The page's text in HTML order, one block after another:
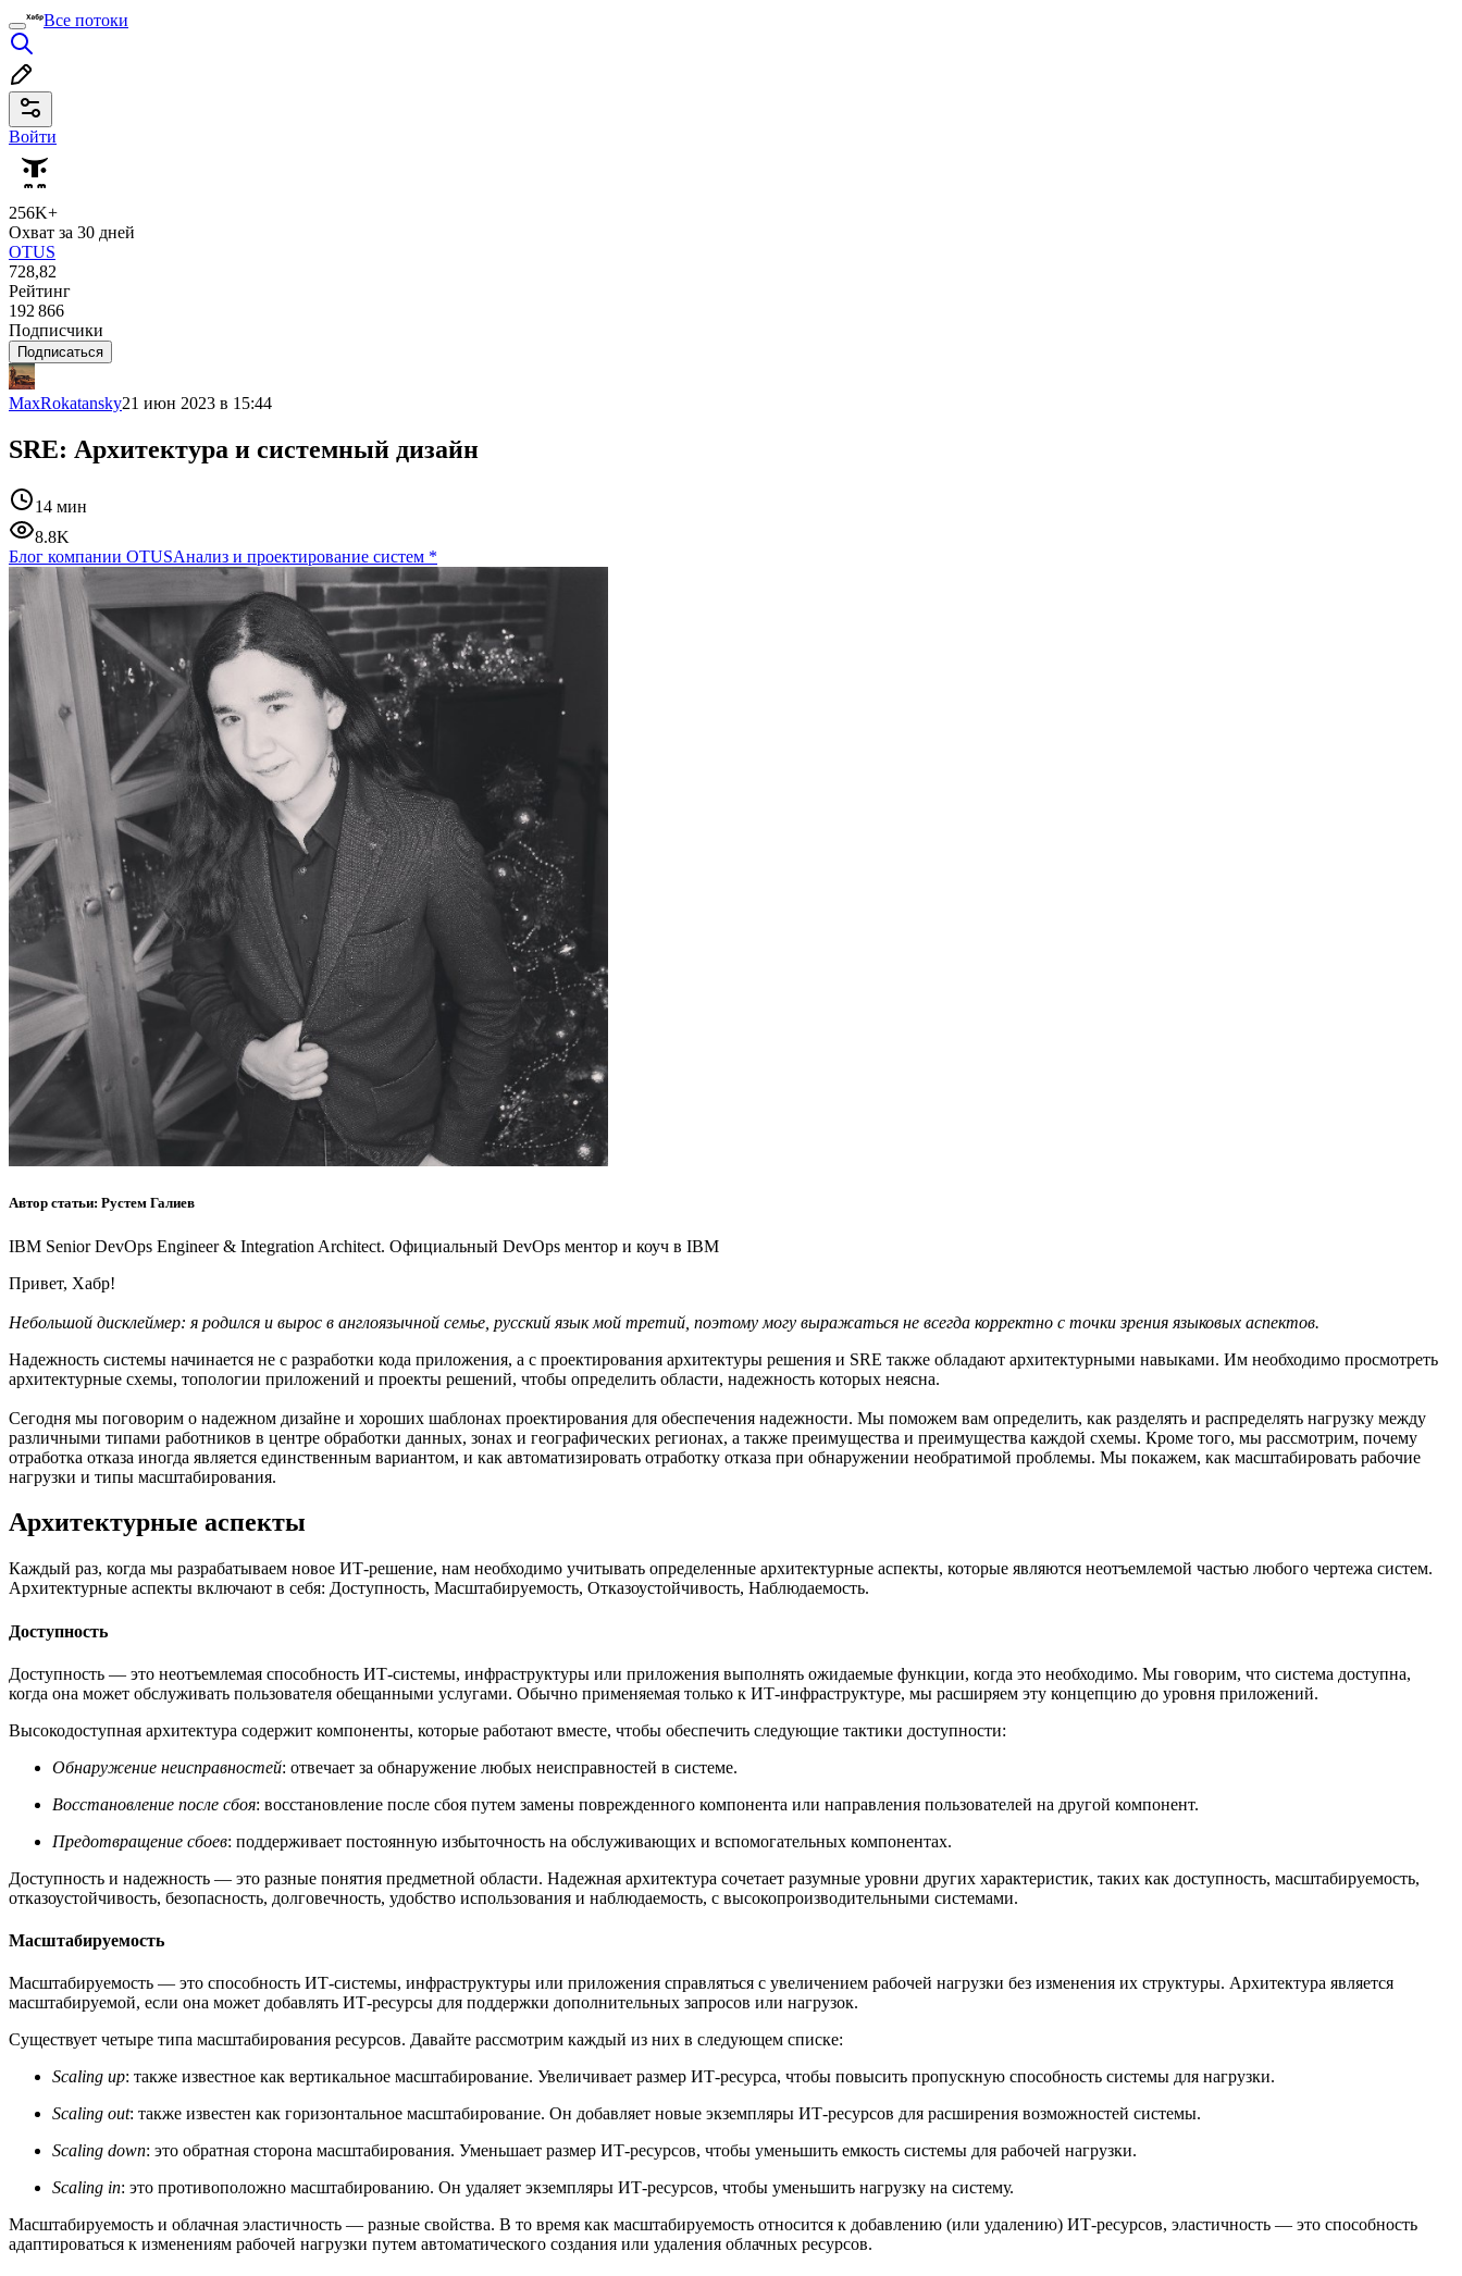
Все потоки
Войти
256K+
Охват за 30 дней
OTUS
728,82
Рейтинг
192 866
Подписчики
Подписаться
MaxRokatansky21 июн 2023 в 15:44
SRE: Архитектура и системный дизайн
14 мин
8.8K
Блог компании OTUSАнализ и проектирование систем *
Автор статьи: Рустем Галиев
IBM Senior DevOps Engineer & Integration Architect. Официальный DevOps ментор и коуч в IBM
Привет, Хабр!
Небольшой дисклеймер: я родился и вырос в англоязычной семье, русский язык мой третий, поэтому могу выражаться не всегда корректно с точки зрения языковых аспектов.
Надежность системы начинается не с разработки кода приложения, а с проектирования архитектуры решения и SRE также обладают архитектурными навыками. Им необходимо просмотреть
архитектурные схемы, топологии приложений и проекты решений, чтобы определить области, надежность которых неясна.
Сегодня мы поговорим о надежном дизайне и хороших шаблонах проектирования для обеспечения надежности. Мы поможем вам определить, как разделять и распределять нагрузку между
различными типами работников в центре обработки данных, зонах и географических регионах, а также преимущества и преимущества каждой схемы. Кроме того, мы рассмотрим, почему
отработка отказа иногда является единственным вариантом, и как автоматизировать отработку отказа при обнаружении необратимой проблемы. Мы покажем, как масштабировать рабочие
нагрузки и типы масштабирования.
Архитектурные аспекты
Каждый раз, когда мы разрабатываем новое ИТ-решение, нам необходимо учитывать определенные архитектурные аспекты, которые являются неотъемлемой частью любого чертежа систем.
Архитектурные аспекты включают в себя: Доступность, Масштабируемость, Отказоустойчивость, Наблюдаемость.
Доступность
Доступность — это неотъемлемая способность ИТ-системы, инфраструктуры или приложения выполнять ожидаемые функции, когда это необходимо. Мы говорим, что система доступна,
когда она может обслуживать пользователя обещанными услугами. Обычно применяемая только к ИТ-инфраструктуре, мы расширяем эту концепцию до уровня приложений.
Высокодоступная архитектура содержит компоненты, которые работают вместе, чтобы обеспечить следующие тактики доступности:
Обнаружение неисправностей: отвечает за обнаружение любых неисправностей в системе.
Восстановление после сбоя: восстановление после сбоя путем замены поврежденного компонента или направления пользователей на другой компонент.
Предотвращение сбоев: поддерживает постоянную избыточность на обслуживающих и вспомогательных компонентах.
Доступность и надежность — это разные понятия предметной области. Надежная архитектура сочетает разумные уровни других характеристик, таких как доступность, масштабируемость,
отказоустойчивость, безопасность, долговечность, удобство использования и наблюдаемость, с высокопроизводительными системами.
Масштабируемость
Масштабируемость — это способность ИТ-системы, инфраструктуры или приложения справляться с увеличением рабочей нагрузки без изменения их структуры. Архитектура является
масштабируемой, если она может добавлять ИТ-ресурсы для поддержки дополнительных запросов или нагрузок.
Существует четыре типа масштабирования ресурсов. Давайте рассмотрим каждый из них в следующем списке:
Scaling up: также известное как вертикальное масштабирование. Увеличивает размер ИТ-ресурса, чтобы повысить пропускную способность системы для нагрузки.
Scaling out: также известен как горизонтальное масштабирование. Он добавляет новые экземпляры ИТ-ресурсов для расширения возможностей системы.
Scaling down: это обратная сторона масштабирования. Уменьшает размер ИТ-ресурсов, чтобы уменьшить емкость системы для рабочей нагрузки.
Scaling in: это противоположно масштабированию. Он удаляет экземпляры ИТ-ресурсов, чтобы уменьшить нагрузку на систему.
Масштабируемость и облачная эластичность — разные свойства. В то время как масштабируемость относится к добавлению (или удалению) ИТ-ресурсов, эластичность — это способность
адаптироваться к изменениям рабочей нагрузки путем автоматического создания или удаления облачных ресурсов.